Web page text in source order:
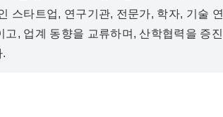
스타트업, 연구기관, 전문가, 학자, 기술
고, 업계 동향을 교류하며, 산학협력을 증
.